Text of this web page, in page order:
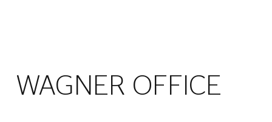
WAGNER OFFICE